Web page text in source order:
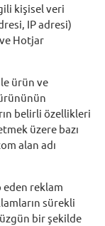
kişisel veri
IP adresi)
Hotjar
ürün ve
belirli özellikleri
üzere bazı
alan adı
eden reklam
sürekli
bir şekilde